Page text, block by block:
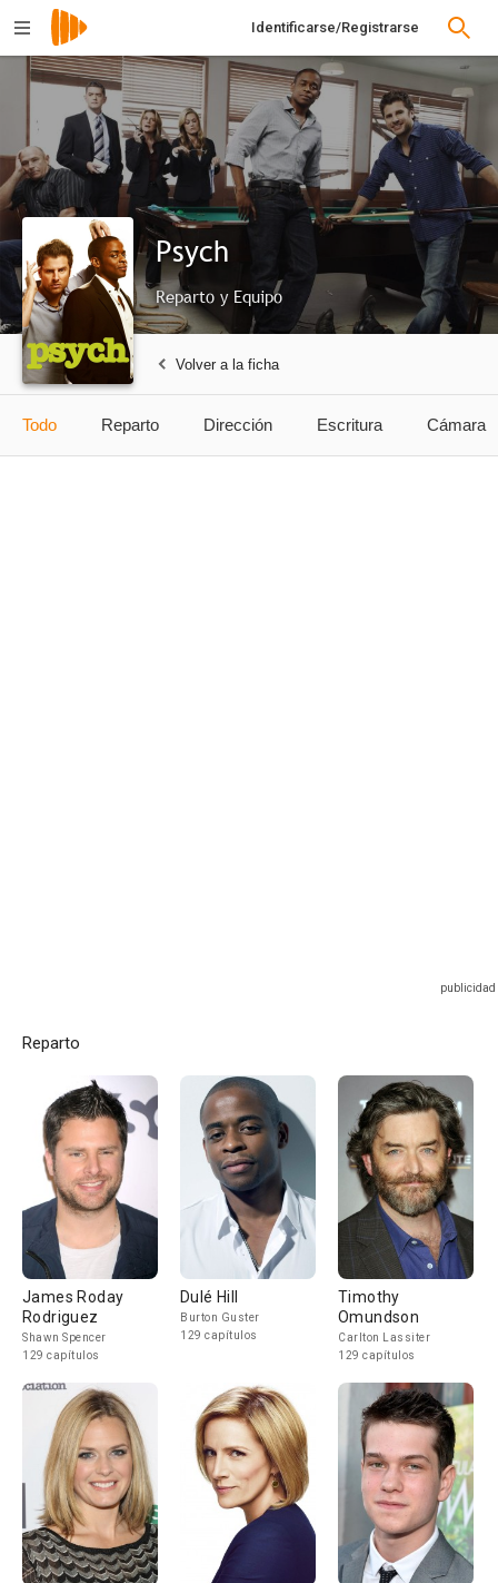
Identificarse/Registrarse
Psych
Reparto y Equipo
Volver a la ficha
Todo Reparto Dirección Escritura Cámara
Reparto
James Roday
Rodriguez
Shawn Spencer
129 capítulos
Dulé Hill
Burton Guster
129 capítulos
Timothy
Omundson
Carlton Lassiter
129 capítulos